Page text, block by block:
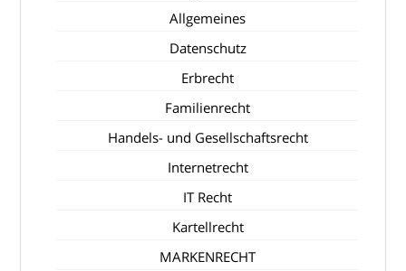
Allgemeines
Datenschutz
Erbrecht
Familienrecht
Handels- und Gesellschaftsrecht
Internetrecht
IT Recht
Kartellrecht
MARKENRECHT